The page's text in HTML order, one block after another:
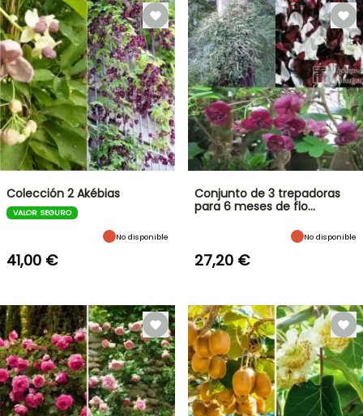
Colección 2 Akébias
VALOR SEGURO
No disponible
41,00 €
Conjunto de 3 trepadoras
para 6 meses de flo…
No disponible
27,20 €